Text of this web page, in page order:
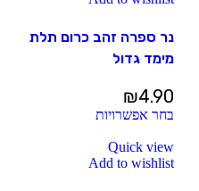
נר ספרה זהב כרום תלת
מימד גדול
₪4.90
בחר אפשרויות
Quick view
Add to wishlist